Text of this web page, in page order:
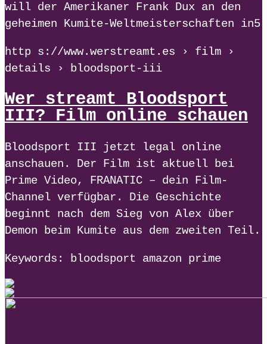
will der Amerikaner Frank Dux an den
geheimen Kumite-Weltmeisterschaften in5
http s://www.werstreamt.es › film ›
details › bloodsport-iii
Wer streamt Bloodsport
III? Film online schauen
Bloodsport III jetzt legal online
anschauen. Der Film ist aktuell bei
Prime Video, FRANATIC – dein Film-
Channel verfügbar. Die Geschichte
beginnt nach dem Sieg von Alex über
Demon beim Kumite aus dem zweiten Teil.
Keywords: bloodsport amazon prime